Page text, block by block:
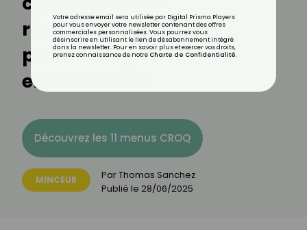
révolutionnaire pour
perdre du gras
efficacement
Découvrez les 11 menus CROQ
MINCEUR ParThomas Sanchez
Publié le 28/06/2025
Votre adresse email sera utilisée par Digital Prisma Players
pour vous envoyer votre newsletter contenant des offres
commerciales personnalisées. Vous pourrez vous
désinscrire en utilisant le lien de désabonnement intégré
dans la newsletter. Pour en savoir plus et exercer vos droits,
prenez connaissance de notre Charte de Confidentialité.